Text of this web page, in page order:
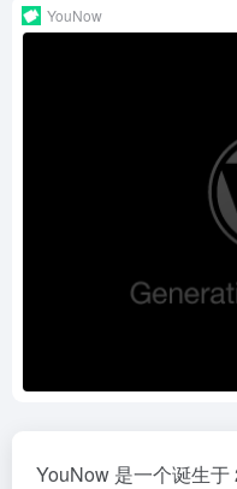
YouNow
YouNow 是一个诞生